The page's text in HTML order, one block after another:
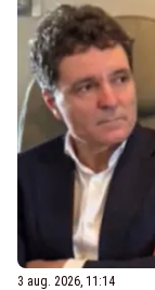
3 aug. 2026, 11:14